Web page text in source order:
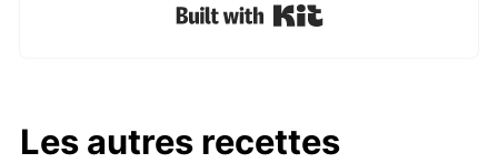
Built with Kit
Les autres recettes